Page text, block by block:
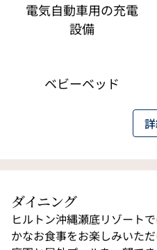
電気自動車用の充電
設備
ベビーベッド
ダイニング
ヒルトン沖縄瀬底リゾート
かなお食事をお楽しみいた